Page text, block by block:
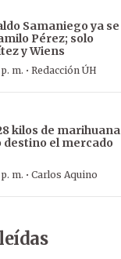
Samaniego ya se
Pérez; solo
y Wiens
m. · Redacción ÚH
kilos de marihuana
destino el mercado
m. · Carlos Aquino